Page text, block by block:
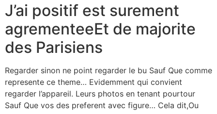
J’ai positif est surement
agrementeeEt de majorite
des Parisiens
Regarder sinon ne point regarder le bu Sauf Que comme
represente ce theme… Evidemment qui convient
regarder l’appareil. Leurs photos en tenant pourtour
Sauf Que vos des preferent avec figure… Cela dit,Ou